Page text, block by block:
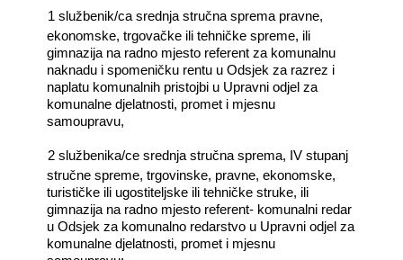
1 službenik/ca srednja stručna sprema pravne,
ekonomske, trgovačke ili tehničke spreme, ili
gimnazija na radno mjesto referent za komunalnu
naknadu i spomeničku rentu u Odsjek za razrez i
naplatu komunalnih pristojbi u Upravni odjel za
komunalne djelatnosti, promet i mjesnu
samoupravu,
2 službenika/ce srednja stručna sprema, IV stupanj
stručne spreme, trgovinske, pravne, ekonomske,
turističke ili ugostiteljske ili tehničke struke, ili
gimnazija na radno mjesto referent- komunalni redar
u Odsjek za komunalno redarstvo u Upravni odjel za
komunalne djelatnosti, promet i mjesnu